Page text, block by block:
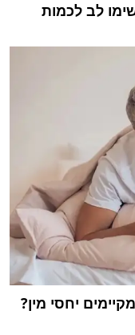
לב לכמות
יחסי מין?